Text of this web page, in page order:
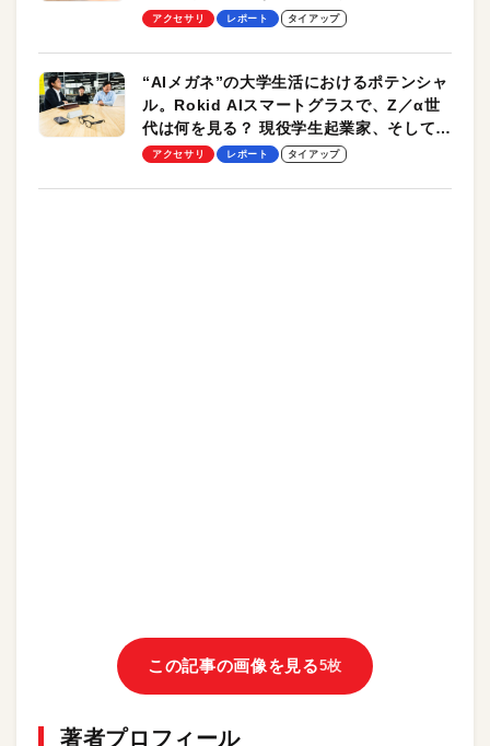
ッチ機能も搭載
アクセサリ レポート タイアップ
“AIメガネ”の大学生活におけるポテンシャ
ル。Rokid AIスマートグラスで、Z／α世
代は何を見る？ 現役学生起業家、そして教
授による体験会レポート【PR】
アクセサリ レポート タイアップ
この記事の画像を見る5枚
著者プロフィール